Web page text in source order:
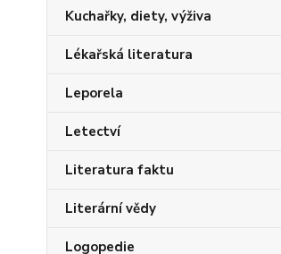
Kuchařky, diety, výživa
Lékařská literatura
Leporela
Letectví
Literatura faktu
Literární vědy
Logopedie